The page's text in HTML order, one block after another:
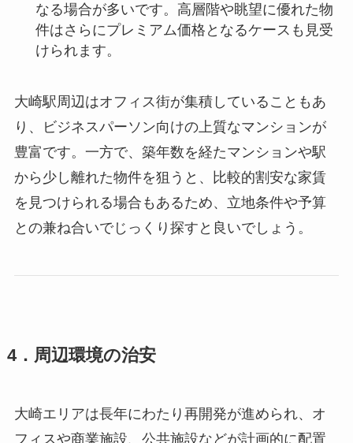
なる場合が多いです。高層階や眺望に優れた物
件はさらにプレミアム価格となるケースも見受
けられます。
大崎駅周辺はオフィス街が集積していることもあ
り、ビジネスパーソン向けの上質なマンションが
豊富です。一方で、築年数を経たマンションや駅
から少し離れた物件を狙うと、比較的割安な家賃
を見つけられる場合もあるため、立地条件や予算
との兼ね合いでじっくり探すと良いでしょう。
4．周辺環境の治安
大崎エリアは長年にわたり再開発が進められ、オ
フィスや商業施設、公共施設などが計画的に配置